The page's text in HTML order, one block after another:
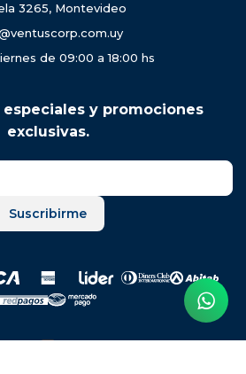
3265, Montevideo
de 09:00 a 18:00 hs
y promociones
exclusivas.
Suscribirme